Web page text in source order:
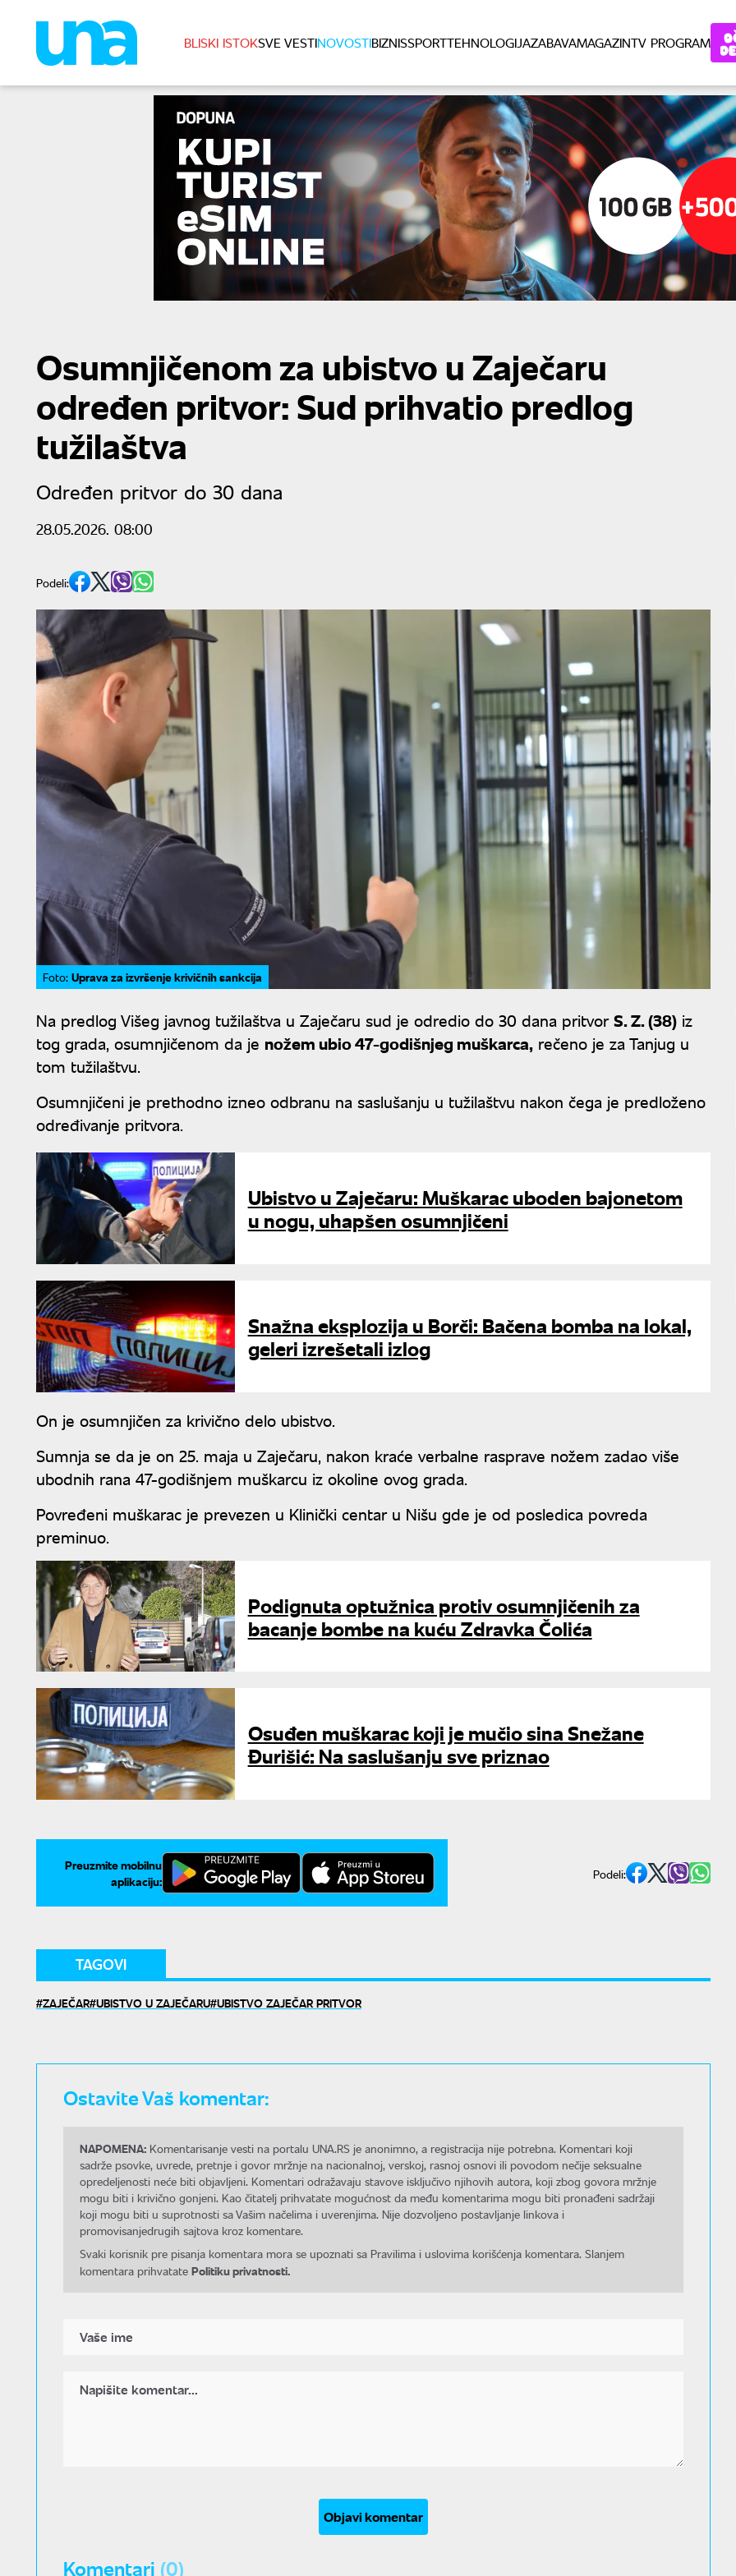
BLISKI ISTOKSVE VESTINOVOSTIBIZNISSPORTTEHNOLOGIJAZABAVAMAGAZINTV PROGRAM
Osumnjičenom za ubistvo u Zaječaru
određen pritvor: Sud prihvatio predlog
tužilaštva
Određen pritvor do 30 dana
28.05.2026. 08:00
Podeli:
Foto: Uprava za izvršenje krivičnih sankcija
Na predlog Višeg javnog tužilaštva u Zaječaru sud je odredio do 30 dana pritvorS. Z. (38) iz
tog grada, osumnjičenom da je nožem ubio 47-godišnjeg muškarca, rečeno je za Tanjug u
tom tužilaštvu.
Osumnjičeni je prethodno izneo odbranu na saslušanju u tužilaštvu nakon čega je predloženo
određivanje pritvora.
Ubistvo u Zaječaru: Muškarac uboden bajonetom
u nogu, uhapšen osumnjičeni
Snažna eksplozija u Borči: Bačena bomba na lokal,
geleri izrešetali izlog
On je osumnjičen za krivično delo ubistvo.
Sumnja se da je on 25. maja u Zaječaru, nakon kraće verbalne rasprave nožem zadao više
ubodnih rana 47-godišnjem muškarcu iz okoline ovog grada.
Povređeni muškarac je prevezen u Klinički centar u Nišu gde je od posledica povreda
preminuo.
Podignuta optužnica protiv osumnjičenih za
bacanje bombe na kuću Zdravka Čolića
Osuđen muškarac koji je mučio sina Snežane
Đurišić: Na saslušanju sve priznao
Preuzmite mobilnu
aplikaciju:
Podeli:
TAGOVI
ZAJEČAR UBISTVO U ZAJEČARU UBISTVO ZAJEČAR PRITVOR
Ostavite Vaš komentar:
NAPOMENA: Komentarisanje vesti na portalu UNA.RS je anonimno, a registracija nije potrebna. Komentari koji
sadrže psovke, uvrede, pretnje i govor mržnje na nacionalnoj, verskoj, rasnoj osnovi ili povodom nečije seksualne
opredeljenosti neće biti objavljeni. Komentari odražavaju stavove isključivo njihovih autora, koji zbog govora mržnje
mogu biti i krivično gonjeni. Kao čitatelj prihvatate mogućnost da među komentarima mogu biti pronađeni sadržaji
koji mogu biti u suprotnosti sa Vašim načelima i uverenjima. Nije dozvoljeno postavljanje linkova i
promovisanjedrugih sajtova kroz komentare.
Svaki korisnik pre pisanja komentara mora se upoznati sa Pravilima i uslovima korišćenja komentara. Slanjem
komentara prihvatate Politiku privatnosti.
Objavi komentar
Komentari (0)